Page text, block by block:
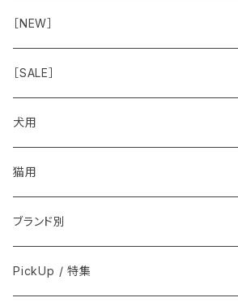
◾️長く楽しむ用
◾️特別なご褒美/嗜好性高
臓-肝腎心膵
免疫力・健康維持
こころ・脳
オーナー雑貨
［NEW］
［SALE］
犬用
フードおやつ
用品
猫用
フードおやつ
用品
ブランド別
Anima Strath
PickUp / 特集